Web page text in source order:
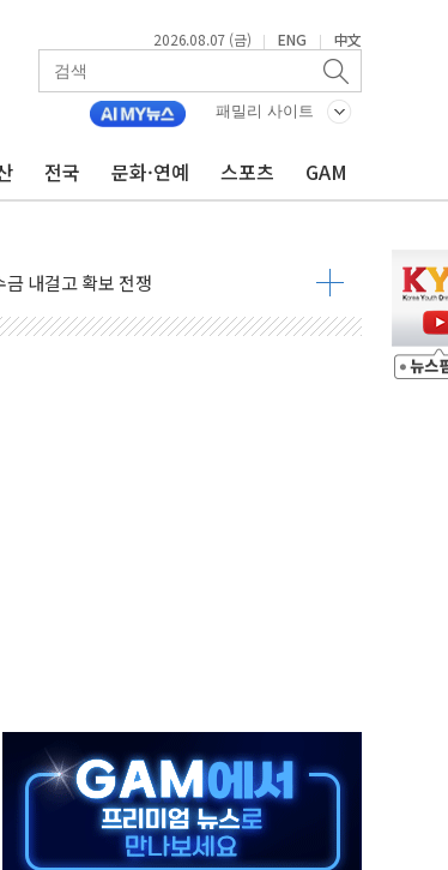
2026.08.07 (금) | ENG | 中文
패밀리 사이트
전국 문화·연예 스포츠 GAM
로 훼손된 군 신뢰 회복해야"
돌파…증시 급락에 업계 1위
원…전년비 13.9% 증가
이닉스, FMS서 '풀스택' 기술력 과시
내걸고 확보 전쟁
연내 소각…2분기 영업익 853억
대 기간, 대표팀 무패 外
결속력 시험하려 한정적 침공 가능성"
2구역 갈등, 협의 테이블에
건 공매
올 터치'는 호불호